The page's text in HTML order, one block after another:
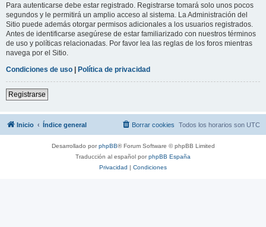
Para autenticarse debe estar registrado. Registrarse tomará solo unos pocos
segundos y le permitirá un amplio acceso al sistema. La Administración del
Sitio puede además otorgar permisos adicionales a los usuarios registrados.
Antes de identificarse asegúrese de estar familiarizado con nuestros términos
de uso y políticas relacionadas. Por favor lea las reglas de los foros mientras
navega por el Sitio.
Condiciones de uso | Política de privacidad
Registrarse
Inicio Índice general Todos los horarios son UTC
Borrar cookies
Desarrollado porphpBB® Forum Software © phpBB Limited
Traducción al español porphpBB España
Privacidad | Condiciones